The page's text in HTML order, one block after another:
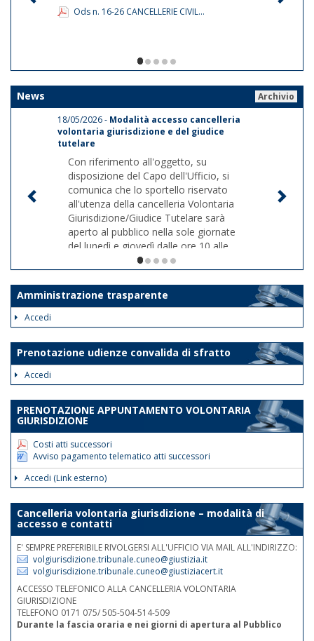
Ods n. 16-26 CANCELLERIE CIVIL...
1/5
News
Archivio
18/05/2026 - Modalità accesso cancelleria
volontaria giurisdizione e del giudice
tutelare
Con riferimento all'oggetto, su
disposizione del Capo dell'Ufficio, si
comunica che lo sportello riservato
all'utenza della cancelleria Volontaria
Giurisdizione/Giudice Tutelare sarà
aperto al pubblico nella sole giornate
del lunedì e giovedì dalle ore 10 alle
ore 12. Le disposizioni suddette
avranno validità dalla data odierna fino
al 30 giugno 2026.
al fine di assicurare la trattazione con
priorità assoluta degli atti indifferibili e
urgenti.
Nelle medesime giornate e fasce
orarie sarà garantita la reperibilità
telefonica ai nn.rr. 0171 075
507/508/514.
1/5
Amministrazione trasparente
Accedi
Prenotazione udienze convalida di sfratto
Accedi
PRENOTAZIONE APPUNTAMENTO VOLONTARIA
GIURISDIZIONE
Costi atti successori
Avviso pagamento telematico atti successori
Accedi (Link esterno)
Cancelleria volontaria giurisdizione – modalità di
accesso e contatti
E' SEMPRE PREFERIBILE RIVOLGERSI ALL'UFFICIO VIA MAIL ALL'INDIRIZZO:
volgiurisdizione.tribunale.cuneo@giustizia.it
volgiurisdizione.tribunale.cuneo@giustiziacert.it
ACCESSO TELEFONICO ALLA CANCELLERIA VOLONTARIA
GIURISDIZIONE
TELEFONO 0171 075/ 505-504-514-509
Durante la fascia oraria e nei giorni di apertura al Pubblico